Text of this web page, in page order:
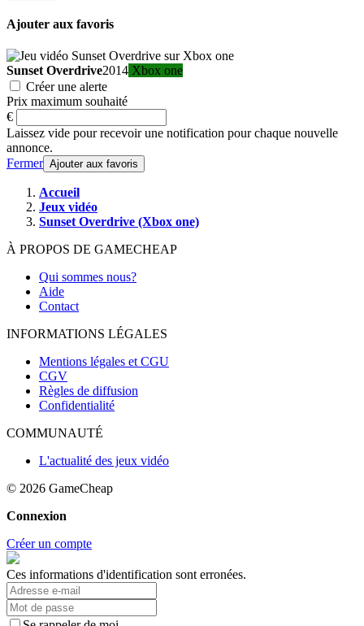
Ajouter aux favoris
Sunset Overdrive2014 Xbox one
Créer une alerte
Prix maximum souhaité
€
Laissez vide pour recevoir une notification pour chaque nouvelle
annonce.
Fermer Ajouter aux favoris
Accueil
Jeux vidéo
Sunset Overdrive (Xbox one)
À PROPOS DE GAMECHEAP
Qui sommes nous?
Aide
Contact
INFORMATIONS LÉGALES
Mentions légales et CGU
CGV
Règles de diffusion
Confidentialité
COMMUNAUTÉ
L'actualité des jeux vidéo
© 2026 GameCheap
Connexion
Créer un compte
Ces informations d'identification sont erronées.